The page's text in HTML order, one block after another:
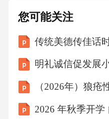
使用该等信息。2.本条
委托协议书生效之日
本终止委托协议书的
法规的规定。2.双方在
争议，应首先通过友
您可能关注
明礼诚信促发展